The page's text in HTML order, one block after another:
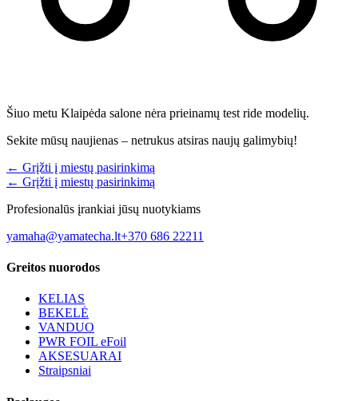
Šiuo metu Klaipėda salone nėra prieinamų test ride modelių.
Sekite mūsų naujienas – netrukus atsiras naujų galimybių!
← Grįžti į miestų pasirinkimą
← Grįžti į miestų pasirinkimą
Profesionalūs įrankiai jūsų nuotykiams
yamaha@yamatecha.lt+370 686 22211
Greitos nuorodos
KELIAS
BEKELĖ
VANDUO
PWR FOIL eFoil
AKSESUARAI
Straipsniai